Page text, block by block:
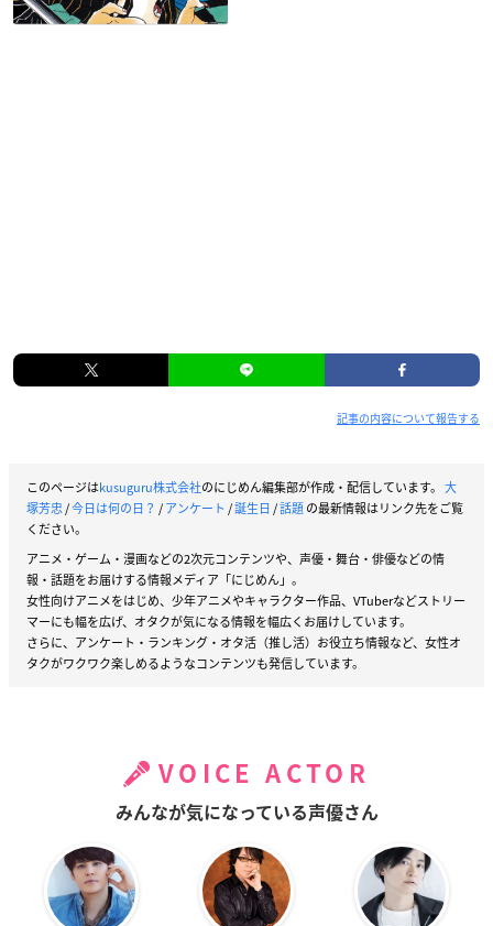
記事の内容について報告する
このページはkusuguru株式会社のにじめん編集部が作成・配信しています。 大
塚芳忠/今日は何の日？ /アンケート /誕生日/話題の最新情報はリンク先をご覧
ください。
アニメ・ゲーム・漫画などの2次元コンテンツや、声優・舞台・俳優などの情
報・話題をお届けする情報メディア「にじめん」。
女性向けアニメをはじめ、少年アニメやキャラクター作品、VTuberなどストリー
マーにも幅を広げ、オタクが気になる情報を幅広くお届けしています。
さらに、アンケート・ランキング・オタ活（推し活）お役立ち情報など、女性オ
タクがワクワク楽しめるようなコンテンツも発信しています。
VOICE ACTOR
みんなが気になっている声優さん